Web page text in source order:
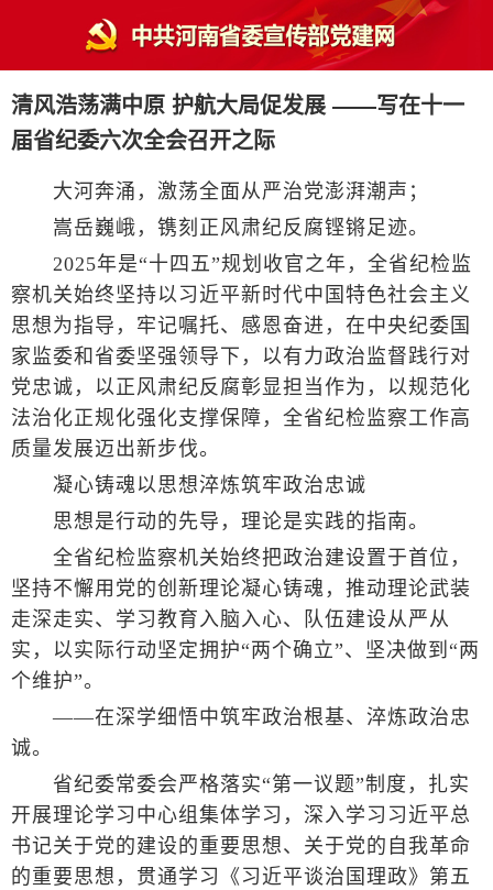
清风浩荡满中原 护航大局促发展 ——写在十一
届省纪委六次全会召开之际
大河奔涌，激荡全面从严治党澎湃潮声；
嵩岳巍峨，镌刻正风肃纪反腐铿锵足迹。
2025年是“十四五”规划收官之年，全省纪检监
察机关始终坚持以习近平新时代中国特色社会主义
思想为指导，牢记嘱托、感恩奋进，在中央纪委国
家监委和省委坚强领导下，以有力政治监督践行对
党忠诚，以正风肃纪反腐彰显担当作为，以规范化
法治化正规化强化支撑保障，全省纪检监察工作高
质量发展迈出新步伐。
凝心铸魂以思想淬炼筑牢政治忠诚
思想是行动的先导，理论是实践的指南。
全省纪检监察机关始终把政治建设置于首位，
坚持不懈用党的创新理论凝心铸魂，推动理论武装
走深走实、学习教育入脑入心、队伍建设从严从
实，以实际行动坚定拥护“两个确立”、坚决做到“两
个维护”。
——在深学细悟中筑牢政治根基、淬炼政治忠
诚。
省纪委常委会严格落实“第一议题”制度，扎实
开展理论学习中心组集体学习，深入学习习近平总
书记关于党的建设的重要思想、关于党的自我革命
的重要思想，贯通学习《习近平谈治国理政》第五